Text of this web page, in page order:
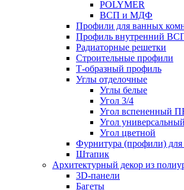
POLYMER
ВСП и МДФ
Профили для ванных
Профиль внутренний
Радиаторные решетки
Строительные профили
Т-образный профиль
Углы отделочные
Углы белые
Угол 3/4
Угол вспененный
Угол универсальный
Угол цветной
Фурнитура (профили) для
Штапик
Архитектурный декор из
3D-панели
Багеты